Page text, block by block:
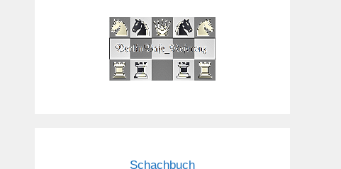
Schachbuch